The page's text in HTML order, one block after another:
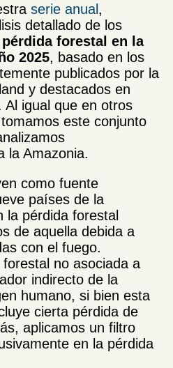
serie anual,
detallado de los
forestal en la
2025, basado en los
publicados por la
y destacados en
Al igual que en otros
este conjunto
la Amazonia.
como fuente
países de la
la pérdida forestal
de aquella debida a
con el fuego.
no asociada a
indirecto de la
humano, si bien esta
cierta pérdida de
aplicamos un filtro
en la pérdida